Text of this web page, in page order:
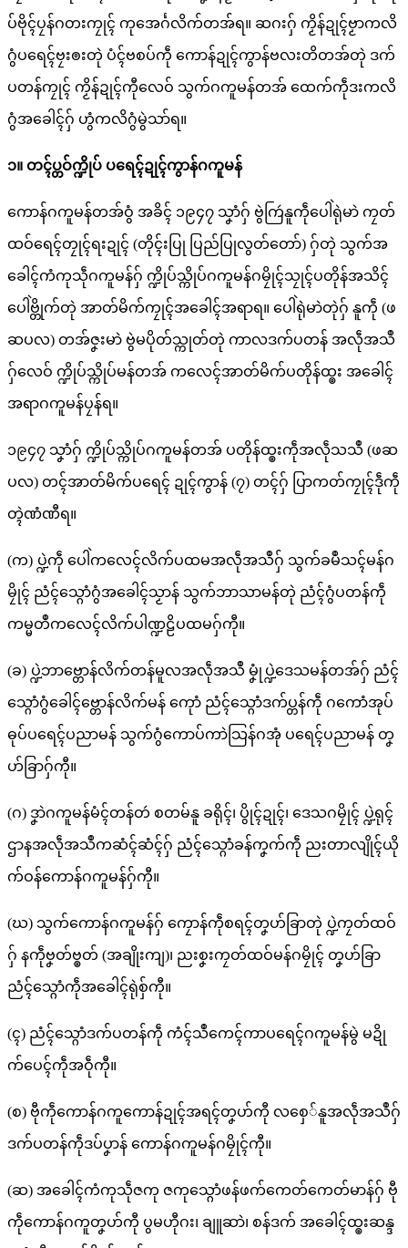
ပ်ဗိုၚ်ပၠန်ဂတးကၠုၚ် ကုအေၚ်္ဂလိက်တအ်ရ။ ဆဂးဂှ် ကၟိန်ဍုၚ်ဗၟာကလိ
ဂွံပရေၚ်ဗၠးၜးတုဲ ပံၚ်ဗစပ်ကဵု ကောန်ဍုၚ်ကွာန်ဗလးတိတအ်တုဲ ဒက်
ပတန်ကၠုၚ် ကၟိန်ဍုၚ်ကီုလေဝ် သွက်ဂကူမန်တအ် ထေက်ကဵုဒးကလိ
ဂွံအခေါၚ်ဂှ် ဟွံကလိဂွံမွဲသာ်ရ။
၁။ တၚ်ပ္တဝ်က္ဍိုပ် ပရေၚ်ဍုၚ်ကွာန်ဂကူမန်
ကောန်ဂကူမန်တအ်ဝွံ အခိၚ် ၁၉၄၇ သၞာံဂှ် ဗွဲကြဴနူကဵုပေါဲရုဲမာဲ ကၠတ်
ထဝ်ရေၚ်တၠုၚ်ရးဍုၚ် (တိုၚ်းပြု ပြည်ပြုလွတ်တော်) ဂှ်တုဲ သွက်အ
ခေါၚ်ကံကုသဵုဂကူမန်ဂှ် က္ဍိုပ်သ္ကိုပ်ဂကူမန်ဂမၠိုၚ်သၠုၚ်ပတိုန်အသိၚ်
ပေါဲဗ္တိုက်တုဲ အာတ်မိက်ကၠုၚ်အခေါၚ်အရာရ။ ပေါဲရုဲမာဲတုဲဂှ် နူကဵု (ဖ
ဆပလ) တအ်ဇၞးမာဲ ဗွဲမပိုတ်သ္ကုတ်တုဲ ကာလဒက်ပတန် အလဵုအသဳ
ဂှ်လေဝ် က္ဍိုပ်သ္ကိုပ်မန်တအ် ကလေၚ်အာတ်မိက်ပတိုန်ထ္ၜး အခေါၚ်
အရာဂကူမန်ပၠန်ရ။
၁၉၄၇ သၞာံဂှ် က္ဍိုပ်သ္ကိုပ်ဂကူမန်တအ် ပတိုန်ထ္ၜးကဵုအလဵုသသဳ (ဖဆ
ပလ) တၚ်အာတ်မိက်ပရေၚ် ဍုၚ်ကွာန် (၇) တၚ်ဂှ် ပြာကတ်ကၠုၚ်ဒဵုကဵု
တ္ၚဲဏံဏီရ။
(က) ပ္ဍဲကဵု ပေါဲကလေၚ်လိက်ပထမအလဵုအသဳဂှ် သွက်ခမဳသၚ်မန်ဂ
မၠိုၚ် ညံၚ်သ္ဂောံဂွံအခေါၚ်သၟာန် သွက်ဘာသာမန်တုဲ ညံၚ်ဂွံပတန်ကဵု
ကမ္မတဳကလေၚ်လိက်ပါဏ္ဍဠိပထမဂှ်ကီု။
(ခ) ပ္ဍဲဘာဗ္တောန်လိက်တန်မူလအလဵုအသဳ မၞုံပ္ဍဲဒေသမန်တအ်ဂှ် ညံၚ်
သ္ဂောံဂွံခေါၚ်ဗ္တောန်လိက်မန် ကေုာံ ညံၚ်သ္ဂောံဒက်ပ္တန်ကဵု ဂကောံအုပ်
ဓုပ်ပရေၚ်ပညာမန် သွက်ဂွံကောပ်ကာဲသြန်ဂအုံ ပရေၚ်ပညာမန် တၞ
ဟ်ခြာဂှ်ကီု။
(ဂ) ဒၞာဲဂကူမန်မံၚ်တန်တဴ စတမ်နူ ခရိုၚ်၊ ပွိုၚ်ဍုၚ်၊ ဒေသဂမၠိုၚ် ပ္ဍဲရုၚ်
ဌာနအလဵုအသဳကဆံၚ်ဆံၚ်ဂှ် ညံၚ်သ္ဂောံခန်ကၞက်ကဵု ညးတာလျိုၚ်ယို
က်ဝန်ကောန်ဂကူမန်ဂှ်ကီု။
(ဃ) သွက်ကောန်ဂကူမန်ဂှ် ကၠောန်ကဵုစရၚ်တၞဟ်ခြာတုဲ ပ္ဍဲကၠတ်ထဝ်
ဂှ် နကဵုဗၞတ်ဗ္ၜတ် (အချိုးကျ)၊ ညးစၞးကၠတ်ထဝ်မန်ဂမၠိုၚ် တၞဟ်ခြာ
ညံၚ်သ္ဂောံကဵုအခေါၚ်ရုဲစှ်ကီု။
(ၚ) ညံၚ်သ္ဂောံဒက်ပတန်ကဵု ကံၚ်သဳကေၚ်ကာပရေၚ်ဂကူမန်မွဲ မဍို
က်ပေၚ်ကဵုအဝဵုကီု။
(စ) ဗီုကဵုကောန်ဂကူကောန်ဍုၚ်အရၚ်တၞဟ်ကီု လစှေ်နူအလဵုအသဳဂှ်
ဒက်ပတန်ကဵုဒပ်ပၞာန် ကောန်ဂကူမန်ဂမၠိုၚ်ကီု။
(ဆ) အခေါၚ်ကံကုသဵုဇကု ဇကုသ္ဂောံဖန်ဖက်ကေတ်ကေတ်မာန်ဂှ် ဗီု
ကဵုကောန်ဂကူတၞဟ်ကီု ပွမဟီုဂး၊ ချူဆာဲ၊ စန်ဒက် အခေါၚ်ထ္ၜးဆန္ဒ